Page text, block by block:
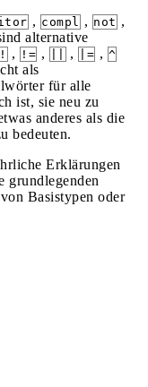
, compl , not ,
alternative
! , != , , |= , ^
als
für alle
ist, sie neu zu
anderes als die
bedeuten.
Erklärungen
grundlegenden
Basistypen oder